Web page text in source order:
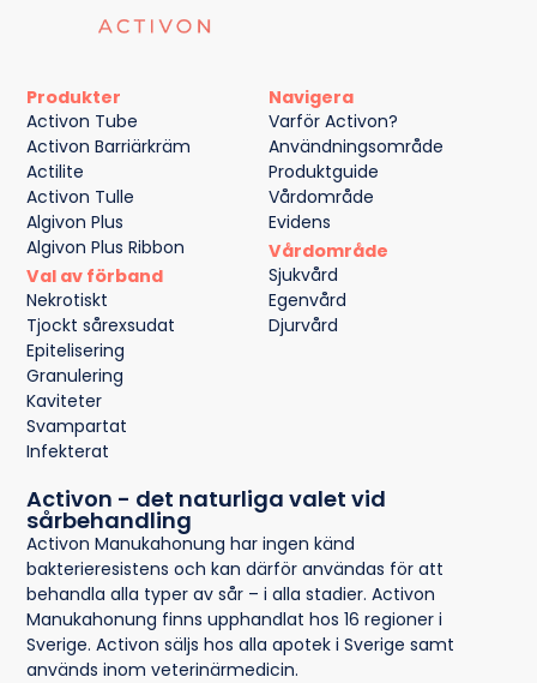
Produkter
Activon Tube
Activon Barriärkräm
Actilite
Activon Tulle
Algivon Plus
Algivon Plus Ribbon
Val av förband
Nekrotiskt
Tjockt sårexsudat
Epitelisering
Granulering
Kaviteter
Svampartat
Infekterat
Navigera
Varför Activon?
Användningsområde
Produktguide
Vårdområde
Evidens
Vårdområde
Sjukvård
Egenvård
Djurvård
Activon - det naturliga valet vid
sårbehandling
Activon Manukahonung har ingen känd
bakterieresistens och kan därför användas för att
behandla alla typer av sår – i alla stadier. Activon
Manukahonung finns upphandlat hos 16 regioner i
Sverige. Activon säljs hos alla apotek i Sverige samt
används inom veterinärmedicin.